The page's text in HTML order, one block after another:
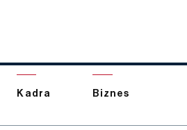
Kadra Biznes